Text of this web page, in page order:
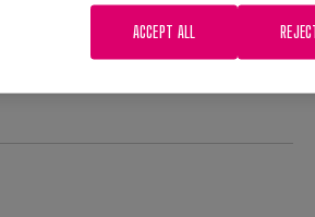
ACCEPT ALL